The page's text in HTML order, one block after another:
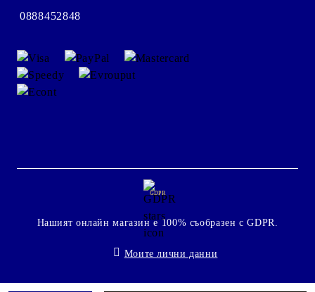
0888452848
GDPR
Нашият онлайн магазин е 100% съобразен с GDPR.
Моите лични данни